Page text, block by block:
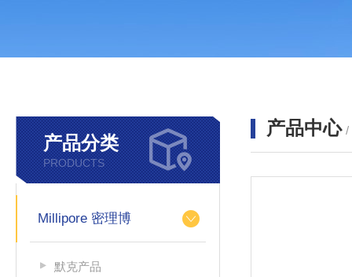
产品分类
PRODUCTS
Millipore 密理博
默克产品
产品中心 /